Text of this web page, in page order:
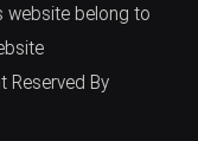
website belong to
Reserved By